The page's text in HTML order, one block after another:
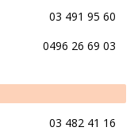
03 491 95 60
0496 26 69 03
03 482 41 16